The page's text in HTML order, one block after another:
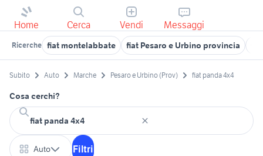
Home Cerca Vendi Messaggi
Ricerche fiat montelabbate fiat Pesaro e Urbino provincia
Subito Auto Marche Pesaro e Urbino (Prov) fiat panda 4x4
Cosa cerchi?
Auto Filtri